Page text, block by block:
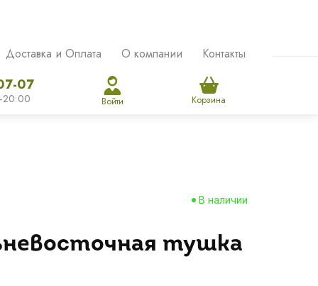
Доставка и Оплата О компании Контакты
07
20:00 Войти Корзина
В наличии
тушка